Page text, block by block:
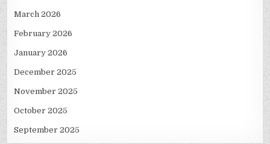
March 2026
February 2026
January 2026
December 2025
November 2025
October 2025
September 2025